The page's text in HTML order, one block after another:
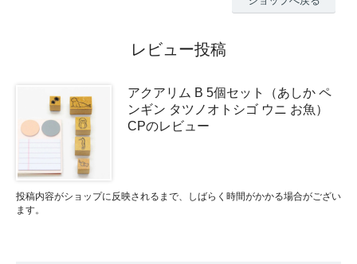
レビュー投稿
アクアリム B 5個セット（あしか ペ
ンギン タツノオトシゴ ウニ お魚）
CPのレビュー
投稿内容がショップに反映されるまで、しばらく時間がかかる場合がござい
ます。